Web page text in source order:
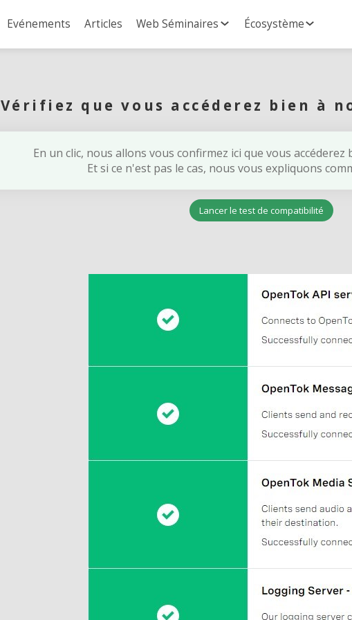
Evénements Articles Web Séminaires Écosystème
Vérifiez que vous accéderez bien à
En un clic, nous allons vous confirmez ici que vous accéderez
Et si ce n'est pas le cas, nous vous expliquons
Lancer le test de compatibilité